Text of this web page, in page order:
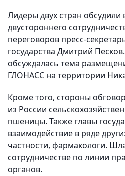
Лидеры двух стран обсудили
двустороннего
переговоров пресс-
государства Дмитрий
обсуждалась тема
ГЛОНАСС на территории
Кроме того, стороны
из России
пшеницы. Также главы
взаимодействие в ряде
частности, фармакологи.
сотрудничестве по линии
органов.